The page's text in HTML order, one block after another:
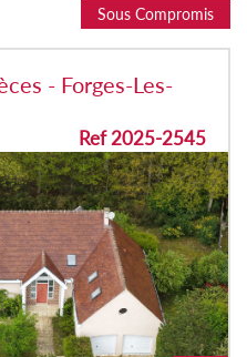
Sous Compromis
- Forges-Les-
Ref 2025-2545